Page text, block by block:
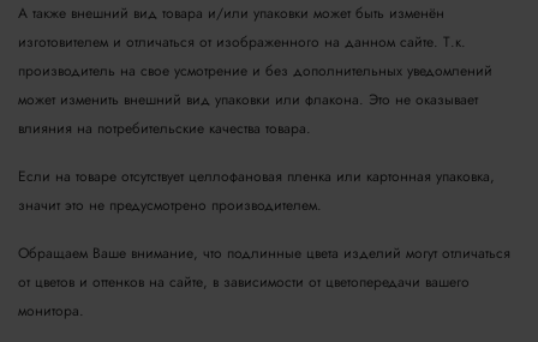
А также внешний вид товара и/или упаковки может быть изменён
изготовителем и отличаться от изображенного на данном сайте. Т.к.
производитель на свое усмотрение и без дополнительных уведомлений
может изменить внешний вид упаковки или флакона. Это не оказывает
влияния на потребительские качества товара.
Если на товаре отсутствует целлофановая пленка или картонная упаковка,
значит это не предусмотрено производителем.
Обращаем Ваше внимание, что подлинные цвета изделий могут отличаться
от цветов и оттенков на сайте, в зависимости от цветопередачи вашего
монитора.